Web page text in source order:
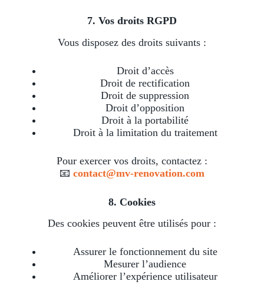
7. Vos droits RGPD
Vous disposez des droits suivants :
Droit d’accès
Droit de rectification
Droit de suppression
Droit d’opposition
Droit à la portabilité
Droit à la limitation du traitement
Pour exercer vos droits, contactez :
📧 contact@mv-renovation.com
8. Cookies
Des cookies peuvent être utilisés pour :
Assurer le fonctionnement du site
Mesurer l’audience
Améliorer l’expérience utilisateur